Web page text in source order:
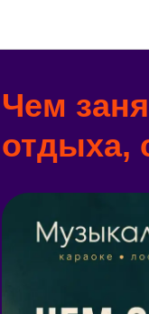
Чем
отдыха,